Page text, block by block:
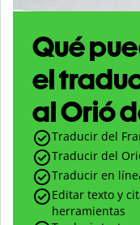
Qué
el
al Orió
Traducir del
Traducir del
Traducir en
Editar texto y
herramientas